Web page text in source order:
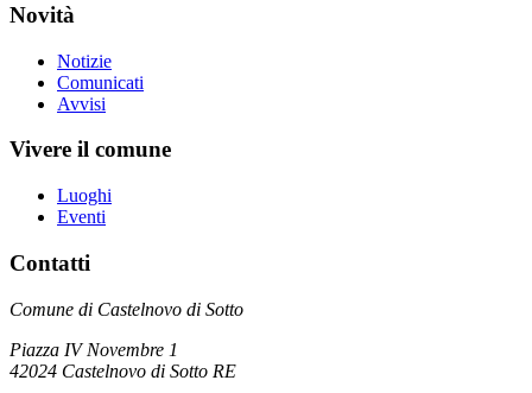
Novità
Notizie
Comunicati
Avvisi
Vivere il comune
Luoghi
Eventi
Contatti
Comune di Castelnovo di Sotto
Piazza IV Novembre 1
42024 Castelnovo di Sotto RE